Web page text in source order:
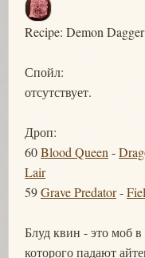
Recipe: Demon Dagger
Спойл:
отсутствует.
Дроп:
60Blood Queen -
Lair
59Grave Predator-
Блуд квин - это моб
которого падают